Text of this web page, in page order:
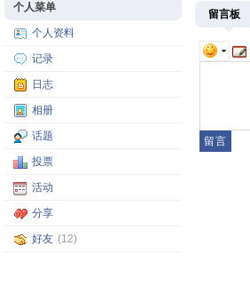
个人菜单
个人资料
记录
日志
相册
话题
投票
活动
分享
好友 (12)
留言板